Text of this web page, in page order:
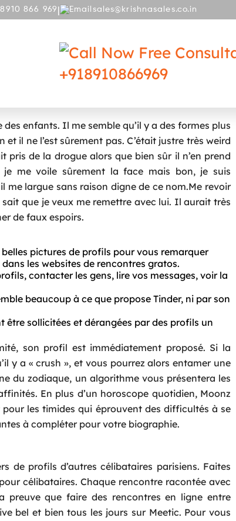
866 969 | sales@krishnasales.co.in
Free
+918910866969
Android Et Ios En 2025
enfants. Il me semble qu’il y a des formes plus
il ne l’est sûrement pas. C’était justre très weird
pris de la drogue alors que bien sûr il n’en prend
me voile sûrement la face mais bon, je suis
me largue sans raison digne de ce nom.Me revoir
que je veux me remettre avec lui. Il aurait très
de faux espoirs.
pictures de profils pour vous remarquer
les websites de rencontres gratos.
contacter les gens, lire vos messages, voir la
beaucoup à ce que propose Tinder, ni par son
être sollicitées et dérangées par des profils un
son profil est immédiatement proposé. Si la
y a « crush », et vous pourrez alors entamer une
du zodiaque, un algorithme vous présentera les
En plus d’un horoscope quotidien, Moonz
les timides qui éprouvent des difficultés à se
à compléter pour votre biographie.
de profils d’autres célibataires parisiens. Faites
célibataires. Chaque rencontre racontée avec
preuve que faire des rencontres en ligne entre
bel et bien tous les jours sur Meetic. Pour vous